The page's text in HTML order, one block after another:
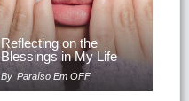
Reflecting on the
Blessings in My Life
By Paraíso Em OFF